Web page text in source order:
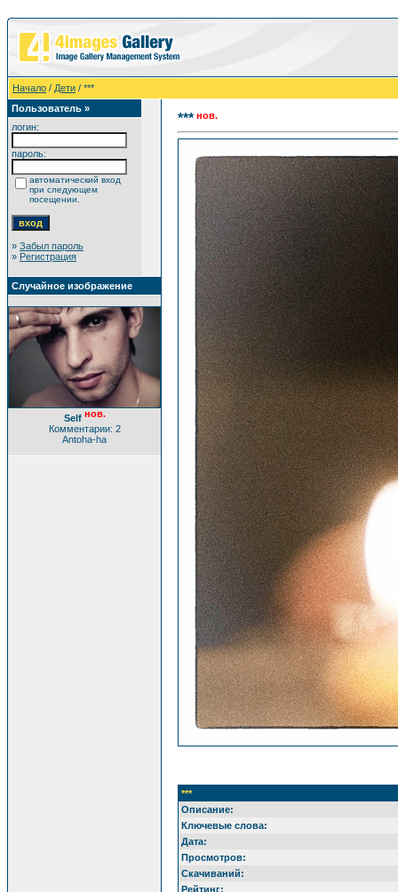
Начало / Дети / ***
Пользователь »
логин:
пароль:
автоматический вход
при следующем
посещении.
» Забыл пароль
» Регистрация
Случайное изображение
Self нов.
Комментарии: 2
Antoha-ha
*** нов.
***
Описание:
Ключевые слова:
Дата:
Просмотров:
Скачиваний:
Рейтинг: